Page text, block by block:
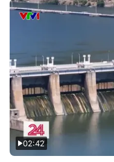
02:42